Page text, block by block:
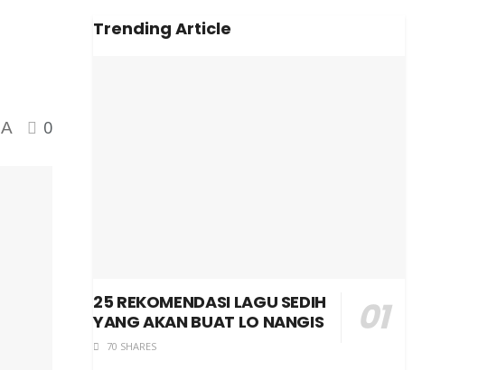
A 0
Trending Article
25 REKOMENDASI LAGU SEDIH
YANG AKAN BUAT LO NANGIS
70 SHARES